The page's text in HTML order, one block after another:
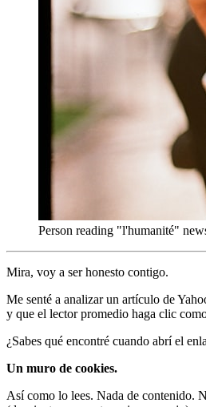
Person reading "l'humanité"
Mira, voy a ser honesto contigo.
Me senté a analizar un artículo de
y que el lector promedio haga clic
¿Sabes qué encontré cuando abrí el
Un muro de cookies.
Así como lo lees. Nada de contenido.